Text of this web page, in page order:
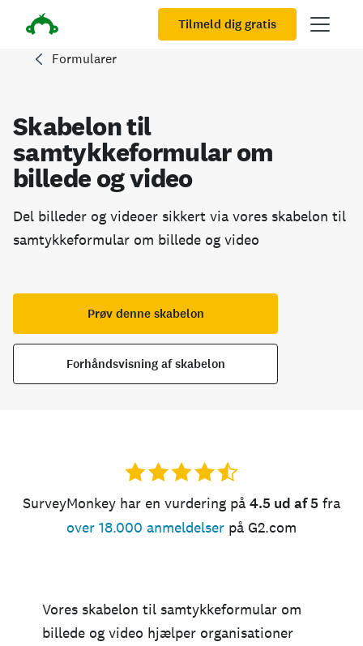
Tilmeld dig gratis
Formularer
Skabelon til
samtykkeformular om
billede og video
Del billeder og videoer sikkert via vores skabelon til
samtykkeformular om billede og video
Prøv denne skabelon
Forhåndsvisning af skabelon
SurveyMonkey har en vurdering på 4.5 ud af 5 fra
over 18.000 anmeldelser på G2.com
Vores skabelon til samtykkeformular om
billede og video hjælper organisationer